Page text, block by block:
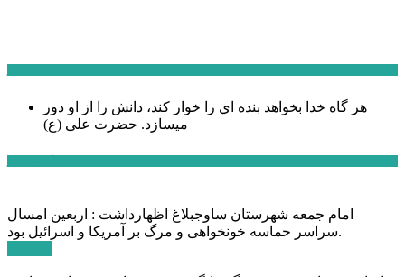
هر گاه خدا بخواهد بنده اي را خوار كند، دانش را از او دور
میسازد. حضرت علی (ع)
امام جمعه شهرستان ساوجبلاغ اظهارداشت : اربعین امسال
سراسر حماسه خونخواهی و مرگ بر آمریکا و اسرائیل بود.